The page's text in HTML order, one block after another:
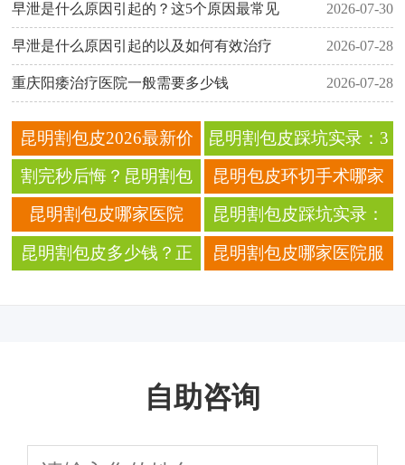
早泄是什么原因引起的？这5个原因最常见 2026-07-30
早泄是什么原因引起的以及如何有效治疗 2026-07-28
重庆阳痿治疗医院一般需要多少钱 2026-07-28
昆明割包皮2026最新价
格曝光：低价不踩坑，
当天做完当天走！
昆明割包皮踩坑实录：3
家医院对比，费用差3
倍，第2家差点让我二次
开刀！
割完秒后悔？昆明割包
皮避坑地图：费用、医
院、恢复全过程曝光！
昆明包皮环切手术哪家
医院值得选择？
昆明割包皮哪家医院
好？价格透明技术靠
昆明割包皮踩坑实录：
花3千被临时加价到1万
昆明割包皮多少钱？正
昆明割包皮哪家医院服
自助咨询